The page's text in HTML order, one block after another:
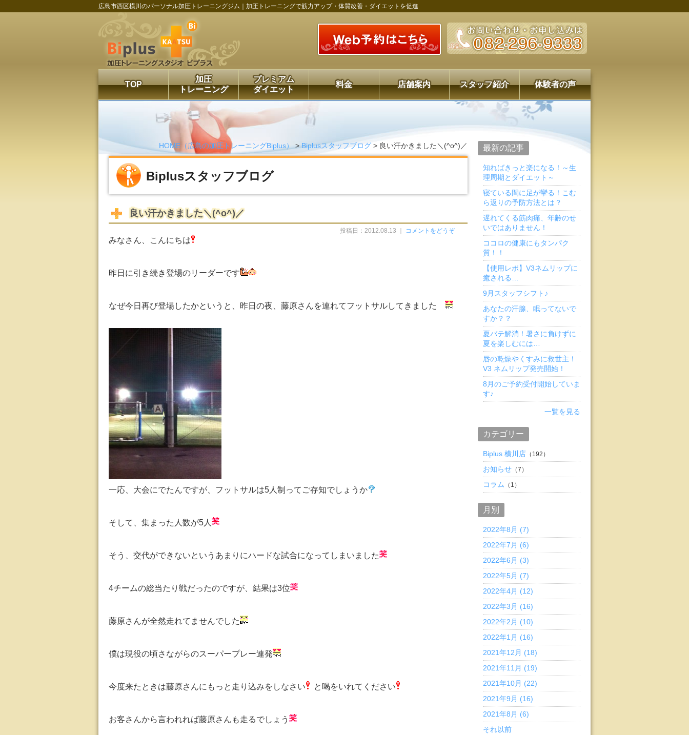
広島市西区横川のパーソナル加圧トレーニングジム｜加圧トレーニングで筋力アップ・体質改善・ダイエットを促進
TOP
加圧
トレーニング
プレミアム
ダイエット
料金 店舗案内 スタッフ紹介 体験者の声
HOME（広島の加圧トレーニングBiplus）>Biplusスタッフブログ > 良い汗かきました＼(^o^)／
Biplusスタッフブログ
良い汗かきました＼(^o^)／
投稿日：2012.08.13 ｜ コメントをどうぞ
みなさん、こんにちは
昨日に引き続き登場のリーダーです
なぜ今日再び登場したかというと、昨日の夜、藤原さんを連れてフットサルしてきました
一応、大会にでたんですが、フットサルは5人制ってご存知でしょうか
そして、集まった人数が5人
そう、交代ができないというあまりにハードな試合になってしまいました
4チームの総当たり戦だったのですが、結果は3位
藤原さんが全然走れてませんでした
僕は現役の頃さながらのスーパープレー連発
今度来たときは藤原さんにもっと走り込みをしなさい と喝をいれてください
お客さんから言われれば藤原さんも走るでしょう
最新の記事
知ればきっと楽になる！～生
理周期とダイエット～
寝ている間に足が攣る！こむ
ら返りの予防方法とは？
遅れてくる筋肉痛、年齢のせ
いではありません！
ココロの健康にもタンパク
質！！
【使用レポ】V3ネムリップに
癒される…
9月スタッフシフト♪
あなたの汗腺、眠ってないで
すか？？
夏バテ解消！暑さに負けずに
夏を楽しむには…
唇の乾燥やくすみに救世主！
V3 ネムリップ発売開始！
8月のご予約受付開始していま
す♪
一覧を見る
カテゴリー
Biplus 横川店 （192）
お知らせ （7）
コラム （1）
月別
2022年8月 (7)
2022年7月 (6)
2022年6月 (3)
2022年5月 (7)
2022年4月 (12)
2022年3月 (16)
2022年2月 (10)
2022年1月 (16)
2021年12月 (18)
2021年11月 (19)
2021年10月 (22)
2021年9月 (16)
2021年8月 (6)
それ以前